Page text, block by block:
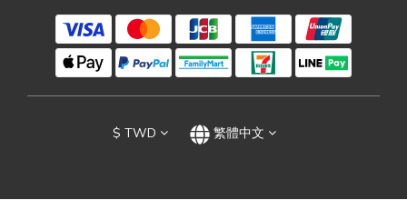
$ TWD 繁體中文